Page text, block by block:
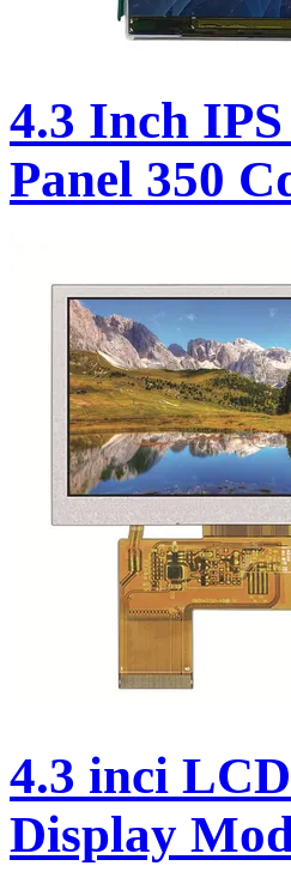
4.3 Inch
Panel 350
4.3 inci
Display